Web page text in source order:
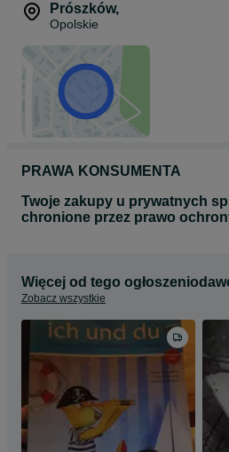
Prószków,
Opolskie
PRAWA KONSUMENTA
Twoje zakupy u prywatnych
chronione przez prawo
Więcej od tego
Zobacz wszystkie